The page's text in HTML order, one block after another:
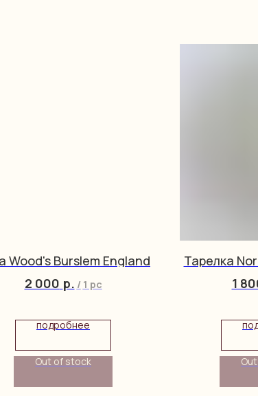
Wood's Burslem England
2 000 р. / 1 pc
подробнее
Out of stock
Тарелка
1